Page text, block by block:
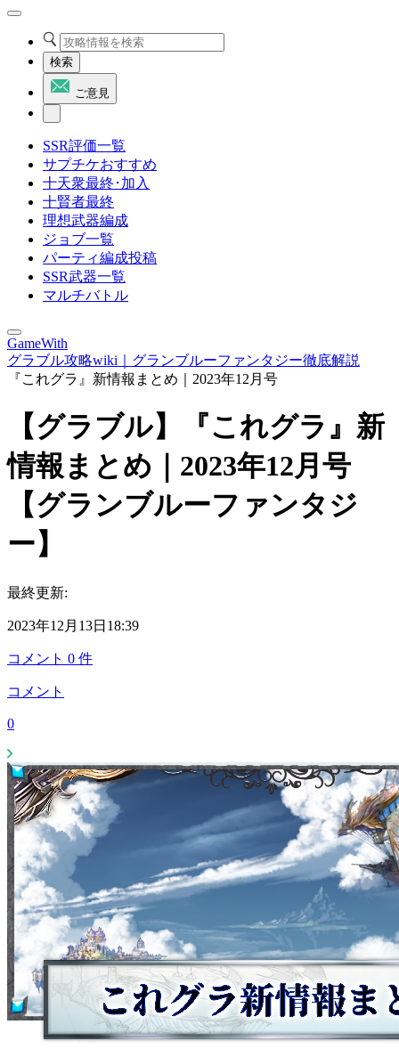
検索
ご意見
SSR評価一覧
サプチケおすすめ
十天衆最終･加入
十賢者最終
理想武器編成
ジョブ一覧
パーティ編成投稿
SSR武器一覧
マルチバトル
GameWith
グラブル攻略wiki｜グランブルーファンタジー徹底解説
『これグラ』新情報まとめ｜2023年12月号
【グラブル】『これグラ』新
情報まとめ｜2023年12月号
【グランブルーファンタジ
ー】
最終更新:
2023年12月13日18:39
コメント 0 件
コメント
0